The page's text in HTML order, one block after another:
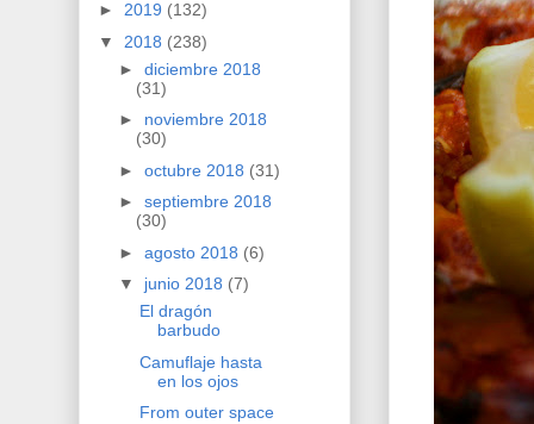
► 2019 (132)
▼ 2018 (238)
► diciembre 2018
(31)
► noviembre 2018
(30)
► octubre 2018 (31)
► septiembre 2018
(30)
► agosto 2018 (6)
▼ junio 2018 (7)
El dragón
barbudo
Camuflaje hasta
en los ojos
From outer space